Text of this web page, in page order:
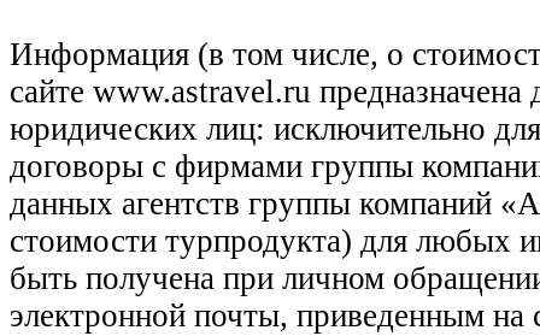
Информация (в том числе, о
сайте www.astravel.ru предназначена
юридических лиц: исключительно
договоры с фирмами группы
данных агентств группы компаний
стоимости турпродукта) для любых
быть получена при личном
электронной почты, приведенным на